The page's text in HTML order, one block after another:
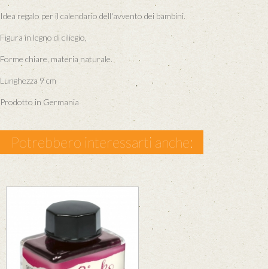
Idea regalo per il calendario dell'avvento dei bambini.
Figura in legno di ciliegio,
Forme chiare, materia naturale.
Lunghezza 9 cm
Prodotto in Germania
Potrebbero interessarti anche: